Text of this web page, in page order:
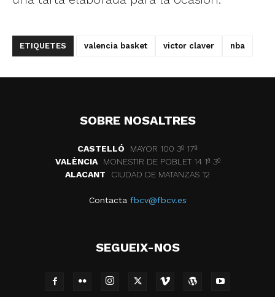
ETIQUETES valencia basket victor claver nba
SOBRE NOSALTRES
CASTELLÓ
MAYOR 100 3º 17ª
VALÈNCIA
MONESTIR DE POBLET 14 1ª 3º
ALACANT
CIUDAD DE MATANZAS 12
Contacta fbcv@fbcv.es
SEGUEIX-NOS